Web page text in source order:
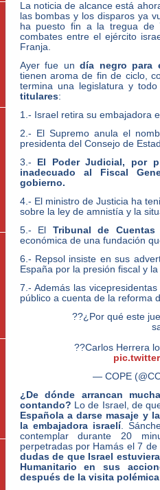
La noticia de alcance está
las bombas y los disparos ya
ha puesto fin a la tregua de
combates entre el ejército
Franja.
Ayer fue un día negro para
tienen aroma de fin de ciclo,
termina una legislatura y
titulares:
1.- Israel retira su embajadora
2.- El Supremo anula el
presidenta del Consejo de
3.-
El Poder Judicial, por
inadecuado al Fiscal
gobierno.
4.- El ministro de Justicia ha
sobre la ley de amnistía y la
5.- El Tribunal de Cuentas
económica de una fundación
6.- Repsol insiste en sus
España por la presión fiscal y
7.- Además las
público a cuenta de la reforma
??¿Por qué este
??Carlos Herrera
— COPE
¿De dónde arrancan
contando? Lo de Israel, de
Española a darse masaje y
la embajadora israelí.
contemplar durante 20
perpetradas por Hamás el 7
dudas de que Israel
Humanitario en sus
después de la visita